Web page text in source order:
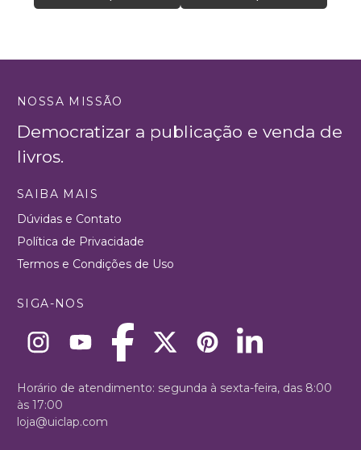
NOSSA MISSÃO
Democratizar a publicação e venda de
livros.
SAIBA MAIS
Dúvidas e Contato
Política de Privacidade
Termos e Condições de Uso
SIGA-NOS
Horário de atendimento: segunda à sexta-feira, das 8:00
às 17:00
loja@uiclap.com